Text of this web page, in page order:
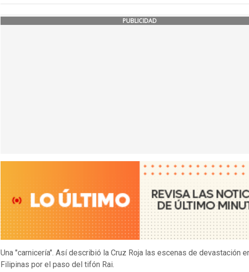
PUBLICIDAD
Una "carnicería". Así describió la Cruz Roja las escenas de devastación
Filipinas por el paso del tifón Rai.